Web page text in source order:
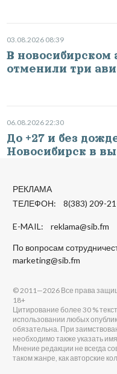
03.08.2026 08:39
В новосибирском
отменили три
06.08.2026 22:30
До +27 и без
Новосибирск в
РЕКЛАМА
ТЕЛЕФОН: 8(383) 209-
E-MAIL: reklama@sib.fm
По вопросам
marketing@sib.fm
© 2011—2026 Все права
18+
Цитирование более 30 %
использовании любых
обязательна. При
необходимо также указать
Мнение редакции не всегда
таком жанре, как авторские